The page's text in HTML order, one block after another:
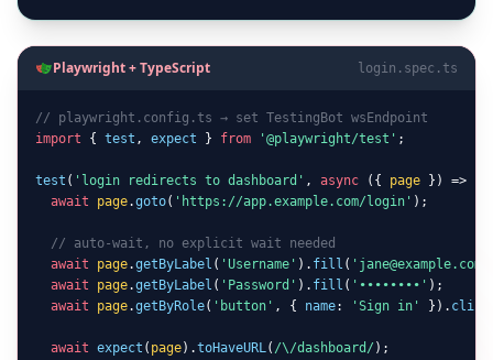
Playwright + TypeScript login.spec.ts
// playwright.config.ts → set TestingBot wsEndpoint
import { test , expect } from '@playwright/test' ;
test ( 'login redirects to dashboard' , async ({ page }) => {
await
page.goto( 'https://app.example.com/login' );
// auto-wait, no explicit wait needed
await
page.getByLabel ( 'Username' ). fill ( 'jane@example.com'
await
page.getByLabel ( 'Password' ). fill ( '••••••••' );
await
page.getByRole( 'button' , { name: 'Sign in' }). click
await expect ( page).toHaveURL( /\/dashboard/);